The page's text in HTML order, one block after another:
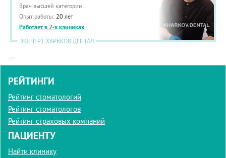
Врач высшей категории
Опыт работы: 20 лет
Работает в 2-х клиниках
ЭКСПЕРТ ХАРЬКОВ ДЕНТАЛ
...
РЕЙТИНГИ
Рейтинг стоматологий
Рейтинг стоматологов
Рейтинг страховых компаний
ПАЦИЕНТУ
Найти клинику